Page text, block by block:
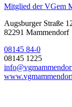
Mitglied der VGem
Augsburger Straße
82291 Mammendorf
08145 84-0
08145 1225